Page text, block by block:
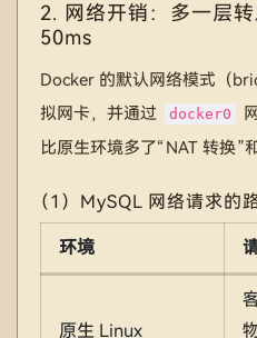
2. 网络开销：多一层
50ms
Docker 的默认网络模式（
拟网卡，并通过
docker0
比原生环境多了“NAT 转换”
（1）MySQL 网络请求的
环境
原生 Linux